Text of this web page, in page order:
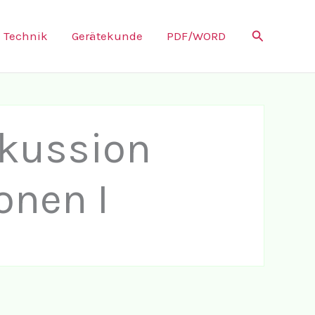
Technik Gerätekunde PDF/WORD Suchen
I